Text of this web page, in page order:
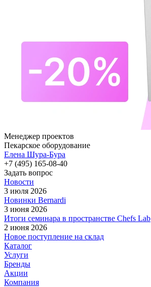
Менеджер проектов
Пекарское оборудование
Елена Шура-Бура
+7 (495) 165-08-40
Задать вопрос
Новости
3 июля 2026
Новинки Bernardi
3 июня 2026
Итоги семинара в пространстве Chefs Lab
2 июня 2026
Новое поступление на склад
Каталог
Услуги
Бренды
Акции
Компания